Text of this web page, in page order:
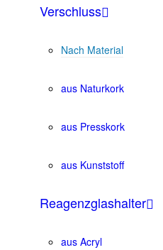
Verschluss
Nach Material
aus Naturkork
aus Presskork
aus Kunststoff
Reagenzglashalter
aus Acryl